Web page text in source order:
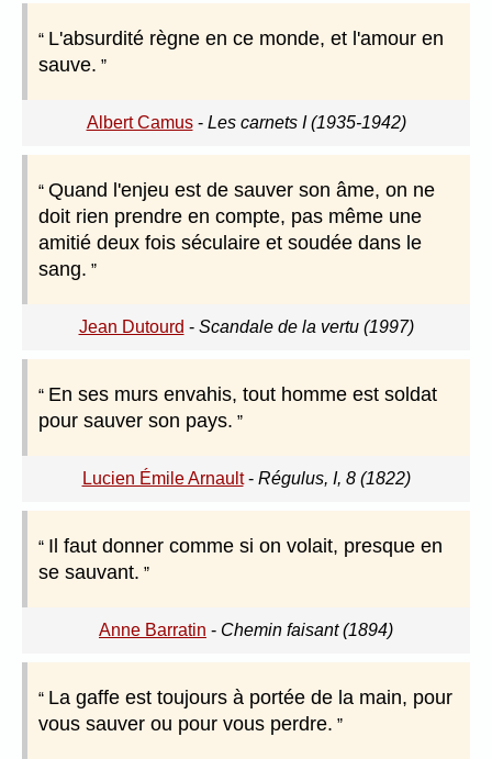
L'absurdité règne en ce monde, et l'amour en
sauve.
Albert Camus- Les carnets I (1935-1942)
Quand l'enjeu est de sauver son âme, on ne
doit rien prendre en compte, pas même une
amitié deux fois séculaire et soudée dans le
sang.
Jean Dutourd - Scandale de la vertu (1997)
En ses murs envahis, tout homme est soldat
pour sauver son pays.
Lucien Émile Arnault- Régulus, I, 8 (1822)
Il faut donner comme si on volait, presque en
se sauvant.
Anne Barratin - Chemin faisant (1894)
La gaffe est toujours à portée de la main, pour
vous sauver ou pour vous perdre.